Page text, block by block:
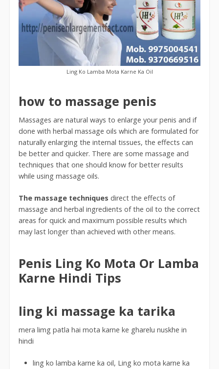
Ling Ko Lamba Mota Karne Ka Oil
how to massage penis
Massages are natural ways to enlarge your penis and if
done with herbal massage oils which are formulated for
naturally enlarging the internal tissues, the effects can
be better and quicker. There are some massage and
techniques that one should know for better results
while using massage oils.
The massage techniques direct the effects of
massage and herbal ingredients of the oil to the correct
areas for quick and maximum possible results which
may last longer than achieved with other means.
Penis Ling Ko Mota Or Lamba
Karne Hindi Tips
ling ki massage ka tarika
mera limg patla hai mota karne ke gharelu nuskhe in
hindi
ling ko lamba karne ka oil, Ling ko mota karne ka